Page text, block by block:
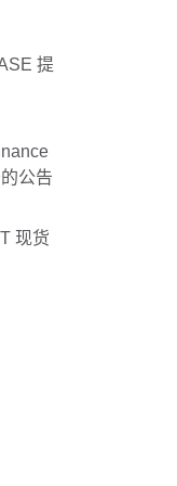
提
务的公告
现货